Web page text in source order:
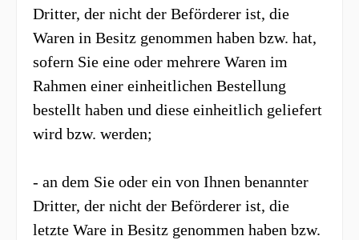
Dritter, der nicht der Beförderer ist, die
Waren in Besitz genommen haben bzw. hat,
sofern Sie eine oder mehrere Waren im
Rahmen einer einheitlichen Bestellung
bestellt haben und diese einheitlich geliefert
wird bzw. werden;
- an dem Sie oder ein von Ihnen benannter
Dritter, der nicht der Beförderer ist, die
letzte Ware in Besitz genommen haben bzw.